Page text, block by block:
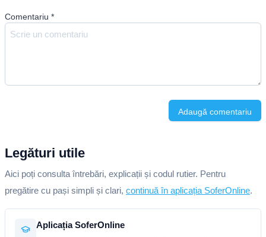
Comentariu *
Adaugă comentariu
Legături utile
Aici poți consulta întrebări, explicații și codul rutier. Pentru
pregătire cu pași simpli și clari, continuă în aplicația SoferOnline.
Aplicația SoferOnline